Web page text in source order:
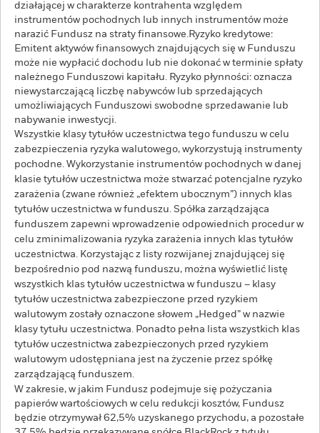
działającej w charakterze kontrahenta względem
instrumentów pochodnych lub innych instrumentów może
narazić Fundusz na straty finansowe.Ryzyko kredytowe:
Emitent aktywów finansowych znajdujących się w Funduszu
może nie wypłacić dochodu lub nie dokonać w terminie spłaty
należnego Funduszowi kapitału. Ryzyko płynności: oznacza
niewystarczającą liczbę nabywców lub sprzedających
umożliwiających Funduszowi swobodne sprzedawanie lub
nabywanie inwestycji.
Wszystkie klasy tytułów uczestnictwa tego funduszu w celu
zabezpieczenia ryzyka walutowego, wykorzystują instrumenty
pochodne. Wykorzystanie instrumentów pochodnych w danej
klasie tytułów uczestnictwa może stwarzać potencjalne ryzyko
zarażenia (zwane również „efektem ubocznym”) innych klas
tytułów uczestnictwa w funduszu. Spółka zarządzająca
funduszem zapewni wprowadzenie odpowiednich procedur w
celu zminimalizowania ryzyka zarażenia innych klas tytułów
uczestnictwa. Korzystając z listy rozwijanej znajdującej się
bezpośrednio pod nazwą funduszu, można wyświetlić listę
wszystkich klas tytułów uczestnictwa w funduszu – klasy
tytułów uczestnictwa zabezpieczone przed ryzykiem
walutowym zostały oznaczone słowem „Hedged” w nazwie
klasy tytułu uczestnictwa. Ponadto pełna lista wszystkich klas
tytułów uczestnictwa zabezpieczonych przed ryzykiem
walutowym udostępniana jest na życzenie przez spółkę
zarządzającą funduszem.
W zakresie, w jakim Fundusz podejmuje się pożyczania
papierów wartościowych w celu redukcji kosztów, Fundusz
będzie otrzymywał 62,5% uzyskanego przychodu, a pozostałe